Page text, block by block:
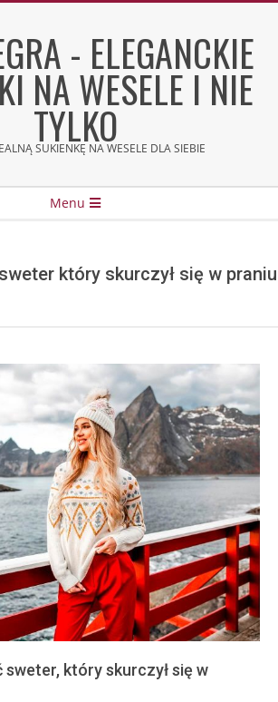
- ELEGANCKIE
NA WESELE I NIE
TYLKO
SUKIENKĘ NA WESELE DLA SIEBIE
Menu
który skurczył się w praniu
który skurczył się w